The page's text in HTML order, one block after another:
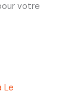
votre
Le